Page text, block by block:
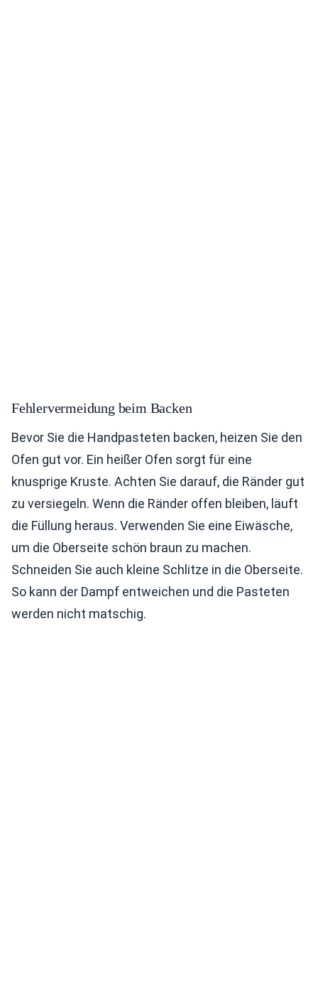
Fehlervermeidung beim Backen
Bevor Sie die Handpasteten backen, heizen Sie den
Ofen gut vor. Ein heißer Ofen sorgt für eine
knusprige Kruste. Achten Sie darauf, die Ränder gut
zu versiegeln. Wenn die Ränder offen bleiben, läuft
die Füllung heraus. Verwenden Sie eine Eiwäsche,
um die Oberseite schön braun zu machen.
Schneiden Sie auch kleine Schlitze in die Oberseite.
So kann der Dampf entweichen und die Pasteten
werden nicht matschig.